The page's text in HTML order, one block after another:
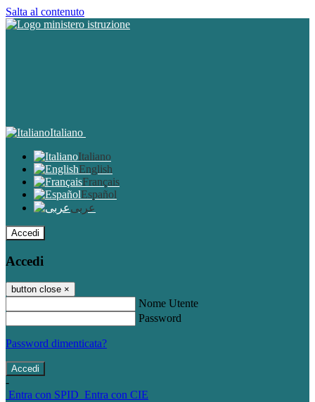
Salta al contenuto
Italiano
Italiano
English
Français
Español
عربى
Accedi
Accedi
button close ×
Nome Utente
Password
Password dimenticata?
-
Entra con SPID Entra con CIE